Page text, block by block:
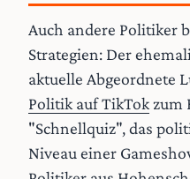
Auch andere Politiker
Strategien: Der
aktuelle Abgeordnete
Politik auf TikTokzum
"Schnellquiz", das
Niveau einer